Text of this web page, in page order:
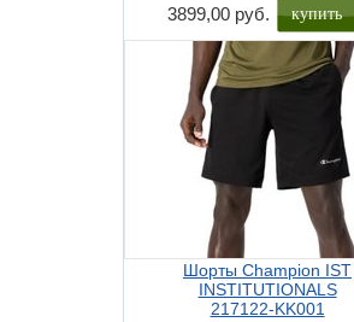
3899,00 руб. купить
Шорты Champion IST
INSTITUTIONALS
217122-KK001